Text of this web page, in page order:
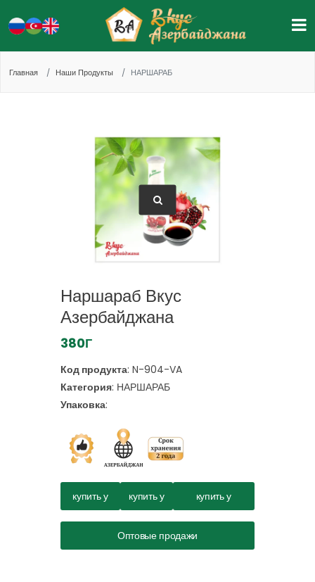
Главная Наши Продукты НАРШАРАБ
Наршараб Вкус
Азербайджана
380Г
Код продукта: N-904-VA
Категория: НАРШАРАБ
Упаковка:
купить у
wildberries.ru
купить у
ozon.ru
купить у
market.yandex.ru
Оптовые продажи